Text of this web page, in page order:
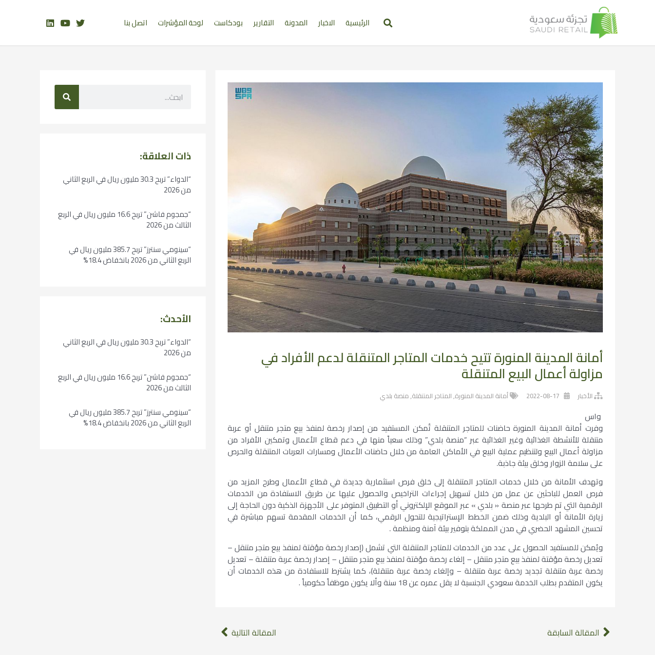
الرئيسية الاخبار المدونة التقارير بودكاست لوحة المؤشرات اتصل بنا
أمانة المدينة المنورة تتيح خدمات المتاجر المتنقلة لدعم الأفراد في
مزاولة أعمال البيع المتنقلة
الأخبار 2022-08-17 أمانة المدينة المنورة,المتاجر المتنقلة,منصة بلدي
واس
وفرت أمانة المدينة المنورة حاضنات للمتاجر المتنقلة تُمكن المستفيد من إصدار رخصة لمنفذ بيع متجر متنقل أو عربة
متنقلة للأنشطة الغذائية وغير الغذائية عبر “منصة بلدي” وذلك سعياً منها في دعم قطاع الأعمال وتمكين الأفراد من
مزاولة أعمال البيع ولتنظيم عملية البيع في الأماكن العامة من خلال حاضنات الأعمال ومسارات العربات المتنقلة والحرص
على سلامة الزوار وخلق بيئة جاذبة.
وتهدف الأمانة من خلال خدمات المتاجر المتنقلة إلى خلق فرص استثمارية جديدة في قطاع الأعمال وطرح المزيد من
فرص العمل للباحثين عن عمل من خلال تسهيل إجراءات التراخيص والحصول عليها عن طريق الاستفادة من الخدمات
الرقمية التي تم طرحها عبر منصة « بلدي » عبر الموقع الإلكتروني أو التطبيق المتوفر على الأجهزة الذكية دون الحاجة إلى
زيارة الأمانة أو البلدية وذلك ضمن الخطط الإستراتيجية للتحول الرقمي، كما أن الخدمات المقدمة تسهم مباشرة في
تحسين المشهد الحضري في مدن المملكة بتوفير بيئة آمنة ومنظمة .
ويُمكن للمستفيد الحصول على عدد من الخدمات للمتاجر المتنقلة التي تشمل (إصدار رخصة مؤقتة لمنفذ بيع متجر متنقل –
تعديل رخصة مؤقتة لمنفذ بيع متجر متنقل – إلغاء رخصة مؤقتة لمنفذ بيع متجر متنقل – إصدار رخصة عربة متنقلة – تعديل
رخصة عربة متنقلة تجديد رخصة عربة متنقلة – وإلغاء رخصة عربة متنقلة)، كما يشترط للاستفادة من هذه الخدمات أن
يكون المتقدم بطلب الخدمة سعودي الجنسية لا يقل عمره عن 18 سنة وألا يكون موظفاً حكومياً .
المقالة السابقة المقالة التالية
ذات العلاقة:
“الدواء” تربح 30.3 مليون ريال في الربع الثاني
من 2026
“جمجوم فاشن” تربح 16.6 مليون ريال في الربع
الثالث من 2026
“سينومي سنترز” تربح 385.7 مليون ريال في
الربع الثاني من 2026 بانخفاض 18.4%
الأحدث:
“الدواء” تربح 30.3 مليون ريال في الربع الثاني
من 2026
“جمجوم فاشن” تربح 16.6 مليون ريال في الربع
الثالث من 2026
“سينومي سنترز” تربح 385.7 مليون ريال في
الربع الثاني من 2026 بانخفاض 18.4%